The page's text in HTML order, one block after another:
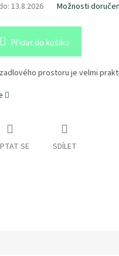
13.8.2026 Možnosti
Přidat do košíku
prostoru je velmi
SE SDÍLET